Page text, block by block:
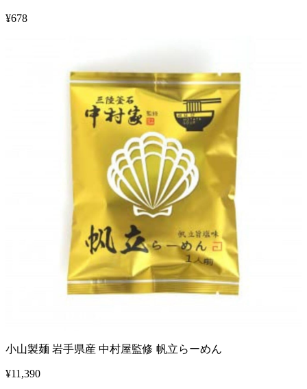
¥678
小山製麺 岩手県産 中村屋監修 帆立らーめん
¥11,390